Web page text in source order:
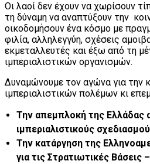
Οι λαοί δεν έχουν να χωρίσουν
τη δύναμη να αναπτύξουν την
οικοδομήσουν ένα κόσμο με
φιλία, αλληλεγγύη, σχέσεις
εκμεταλλευτές και έξω από τη
ιμπεριαλιστικών οργανισμών.
Δυναμώνουμε τον αγώνα για την
ιμπεριαλιστικών πολέμων κι
Την απεμπλοκή της Ελλάδας
ιμπεριαλιστικούς
Την κατάργηση της
για τις Στρατιωτικές Βάσεις